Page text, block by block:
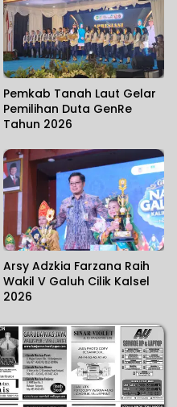
Pemkab Tanah Laut Gelar
Pemilihan Duta GenRe
Tahun 2026
Arsy Adzkia Farzana Raih
Wakil V Galuh Cilik Kalsel
2026